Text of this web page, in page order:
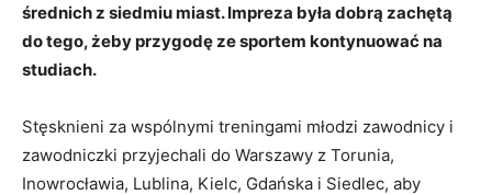
średnich z siedmiu miast. Impreza była dobrą zachętą
do tego, żeby przygodę ze sportem kontynuować na
studiach.
Stęsknieni za wspólnymi treningami młodzi zawodnicy i
zawodniczki przyjechali do Warszawy z Torunia,
Inowrocławia, Lublina, Kielc, Gdańska i Siedlec, aby